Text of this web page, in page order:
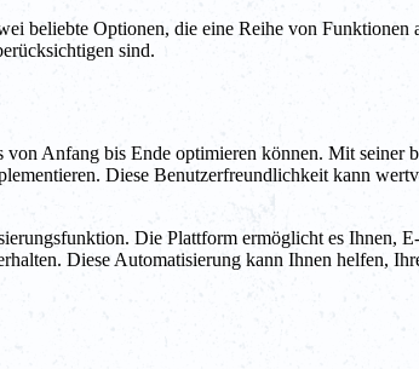
beliebte Optionen, die eine Reihe von
sind.
Anfang bis Ende optimieren können. Mit
Diese Benutzerfreundlichkeit kann
Die Plattform ermöglicht es Ihnen,
Diese Automatisierung kann Ihnen helfen,